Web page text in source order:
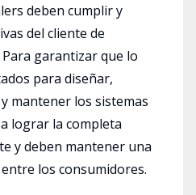
deben cumplir y
del cliente de
garantizar que lo
para diseñar,
mantener los sistemas
a lograr la completa
y deben mantener una
los consumidores.